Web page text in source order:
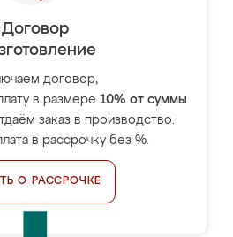
Договор
договор,
в размере 10% от суммы
заказ в производство.
в рассрочку без %.
О РАССРОЧКЕ